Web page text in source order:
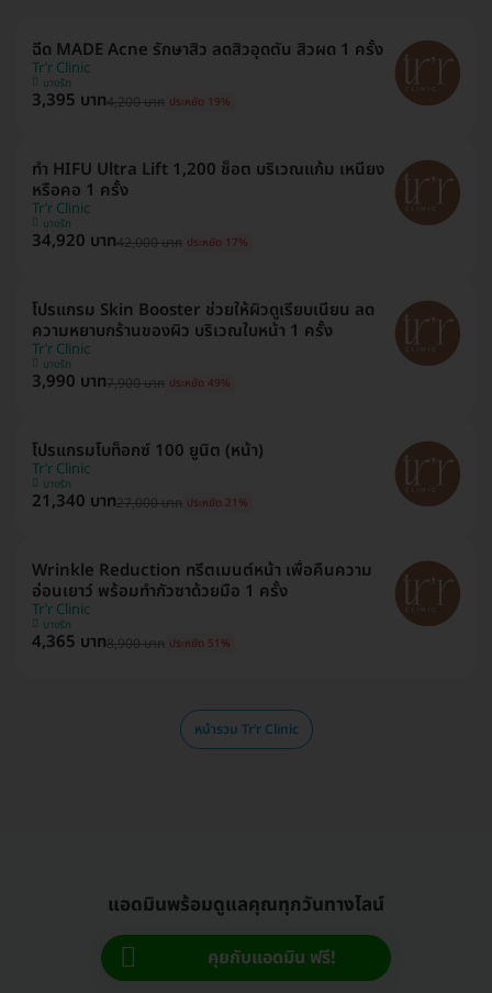
ฉีด MADE Acne รักษาสิว ลดสิวอุดตัน สิวผด 1 ครั้ง
Tr’r Clinic
บางรัก
3,395 บาท4,200 บาท ประหยัด 19%
ทำ HIFU Ultra Lift 1,200 ช็อต บริเวณแก้ม เหนียง
หรือคอ 1 ครั้ง
Tr’r Clinic
บางรัก
34,920 บาท42,000 บาท ประหยัด 17%
โปรแกรม Skin Booster ช่วยให้ผิวดูเรียบเนียน ลด
ความหยาบกร้านของผิว บริเวณใบหน้า 1 ครั้ง
Tr’r Clinic
บางรัก
3,990 บาท7,900 บาท ประหยัด 49%
โปรแกรมโบท็อกซ์ 100 ยูนิต (หน้า)
Tr’r Clinic
บางรัก
21,340 บาท27,000 บาท ประหยัด 21%
Wrinkle Reduction ทรีตเมนต์หน้า เพื่อคืนความ
อ่อนเยาว์ พร้อมทำกัวซาด้วยมือ 1 ครั้ง
Tr’r Clinic
บางรัก
4,365 บาท8,900 บาท ประหยัด 51%
หน้ารวม Tr’r Clinic
แอดมินพร้อมดูแลคุณทุกวันทางไลน์
คุยกับแอดมิน ฟรี!